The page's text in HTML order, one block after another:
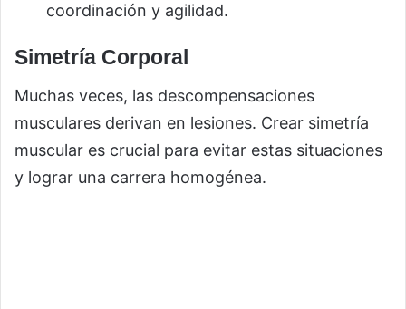
coordinación y agilidad.
Simetría Corporal
Muchas veces, las descompensaciones
musculares derivan en lesiones. Crear simetría
muscular es crucial para evitar estas situaciones
y lograr una carrera homogénea.